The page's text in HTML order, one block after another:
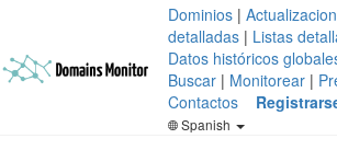
Dominios |
detalladas | Listas
Datos históricos
Buscar | Monitorear |
Contactos
Spanish